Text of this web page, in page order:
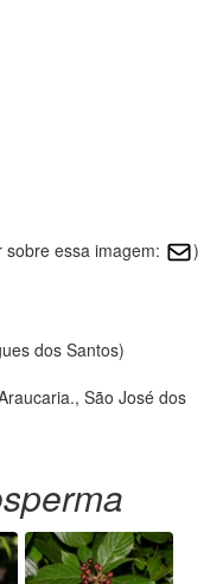
essa imagem:
)
dos Santos)
São José dos